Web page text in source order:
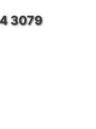
3079